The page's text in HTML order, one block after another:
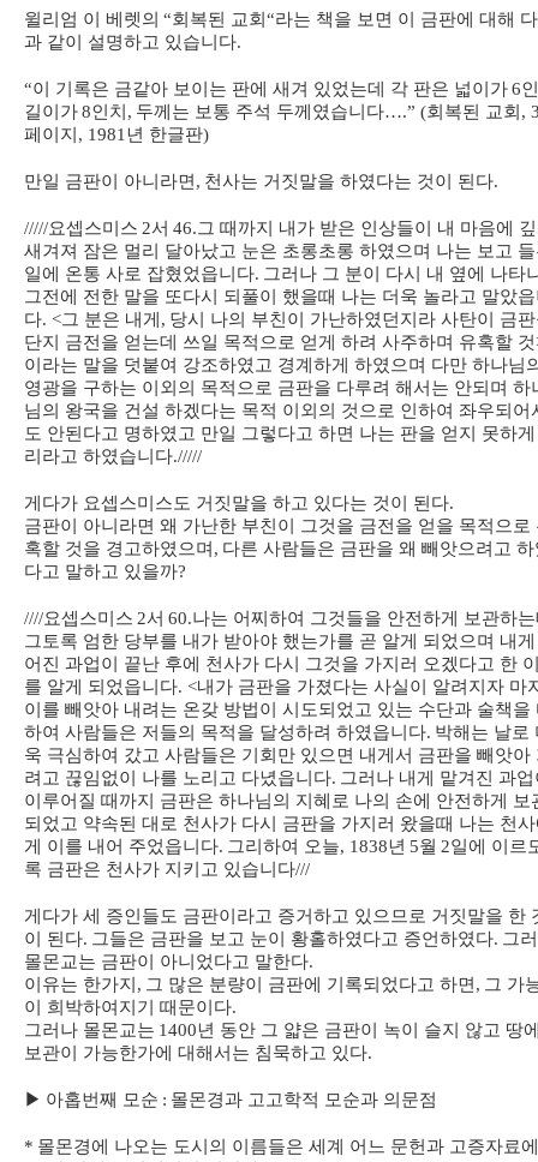
윌리엄 이 베렛의 “회복된 교회 “라는 책을 보면 이 금판에 대해
과 같이 설명하고 있습니다.
“이 기록은 금같아 보이는 판에 새겨 있었는데 각 판은 넓이가6
길이가8인치 , 두께는 보통 주석 두께였습니다….” (회복된 교회 ,
페이지 , 1981 년 한글판)
만일 금판이 아니라면 , 천사는 거짓말을 하였다는 것이 된다.
/////요셉스미스 2서 46.그 때까지 내가 받은 인상들이 내 마음에
새겨져 잠은 멀리 달아났고 눈은 초롱초롱 하였으며 나는 보고
일에 온통 사로 잡혔었읍니다. 그러나 그 분이 다시 내 옆에 나타
그전에 전한 말을 또다시 되풀이 했을때 나는 더욱 놀라고 말았
다. <그 분은 내게 , 당시 나의 부친이 가난하였던지라 사탄이 금
단지 금전을 얻는데 쓰일 목적으로 얻게 하려 사주하며 유혹할 것
이라는 말을 덧붙여 강조하였고 경계하게 하였으며 다만 하나님
영광을 구하는 이외의 목적으로 금판을 다루려 해서는 안되며 하
님의 왕국을 건설 하겠다는 목적 이외의 것으로 인하여 좌우되어
도 안된다고 명하였고 만일 그렇다고 하면 나는 판을 얻지 못하
리라고 하였습니다./////
게다가 요셉스미스도 거짓말을 하고 있다는 것이 된다.
금판이 아니라면 왜 가난한 부친이 그것을 금전을 얻을 목적으로
혹할 것을 경고하였으며 , 다른 사람들은 금판을 왜 빼앗으려고 하
다고 말하고 있을까?
////요셉스미스 2서 60.나는 어찌하여 그것들을 안전하게 보관하
그토록 엄한 당부를 내가 받아야 했는가를 곧 알게 되었으며 내
어진 과업이 끝난 후에 천사가 다시 그것을 가지러 오겠다고 한
를 알게 되었읍니다. <내가 금판을 가졌다는 사실이 알려지자 마
이를 빼앗아 내려는 온갖 방법이 시도되었고 있는 수단과 술책을
하여 사람들은 저들의 목적을 달성하려 하였읍니다. 박해는 날로
욱 극심하여 갔고 사람들은 기회만 있으면 내게서 금판을 빼앗아
려고 끊임없이 나를 노리고 다녔읍니다. 그러나 내게 맡겨진 과업
이루어질 때까지 금판은 하나님의 지혜로 나의 손에 안전하게 보
되었고 약속된 대로 천사가 다시 금판을 가지러 왔을때 나는 천
게 이를 내어 주었읍니다. 그리하여 오늘, 1838년 5월 2일에 이르
록 금판은 천사가 지키고 있습니다///
게다가 세 증인들도 금판이라고 증거하고 있으므로 거짓말을 한
이 된다. 그들은 금판을 보고 눈이 황홀하였다고 증언하였다. 그
몰몬교는 금판이 아니었다고 말한다.
이유는 한가지 , 그 많은 분량이 금판에 기록되었다고 하면 , 그 가
이 희박하여지기 때문이다.
그러나 몰몬교는 1400년 동안 그 얇은 금판이 녹이 슬지 않고 땅
보관이 가능한가에 대해서는 침묵하고 있다.
▶ 아홉번째 모순 : 몰몬경과 고고학적 모순과 의문점
* 몰몬경에 나오는 도시의 이름들은 세계 어느 문헌과 고증자료